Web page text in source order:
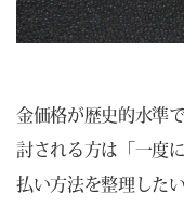
金価格が歴史的水準
討される方は「一度
払い方法を整理した